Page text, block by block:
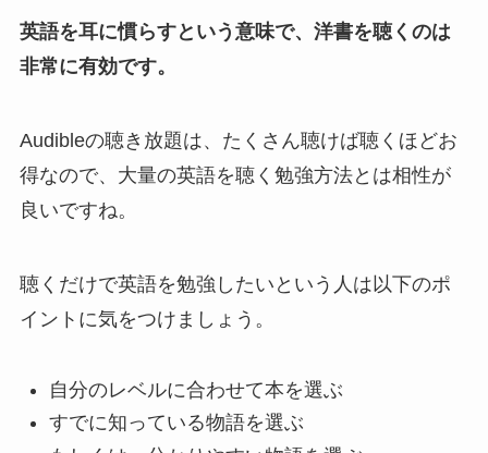
英語を耳に慣らすという意味で、洋書を聴くのは
非常に有効です。
Audibleの聴き放題は、たくさん聴けば聴くほどお
得なので、大量の英語を聴く勉強方法とは相性が
良いですね。
聴くだけで英語を勉強したいという人は以下のポ
イントに気をつけましょう。
自分のレベルに合わせて本を選ぶ
すでに知っている物語を選ぶ